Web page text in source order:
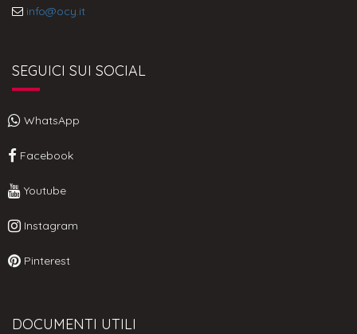
info@ocy.it
SEGUICI SUI SOCIAL
WhatsApp
Facebook
Youtube
Instagram
Pinterest
DOCUMENTI UTILI